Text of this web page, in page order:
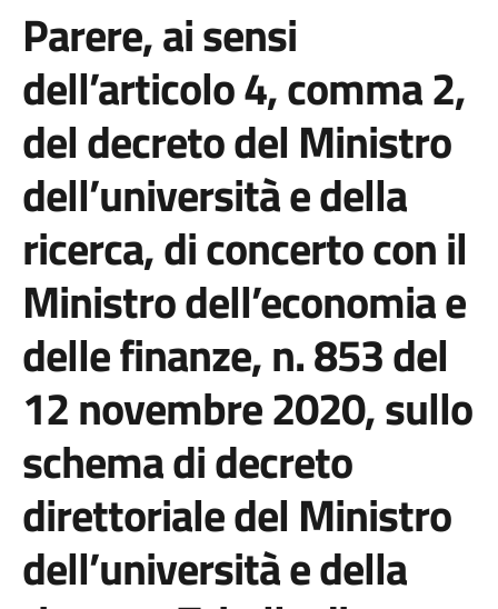
Parere, ai sensi
dell’articolo 4, comma 2,
del decreto del Ministro
dell’università e della
ricerca, di concerto con il
Ministro dell’economia e
delle finanze, n. 853 del
12 novembre 2020, sullo
schema di decreto
direttoriale del Ministro
dell’università e della